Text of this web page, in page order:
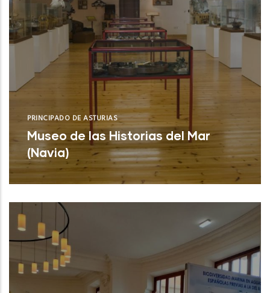
PRINCIPADO DE ASTURIAS
Museo de las Historias del Mar
(Navia)
Museo de las Historias del Mar (Navia)
NUEVO